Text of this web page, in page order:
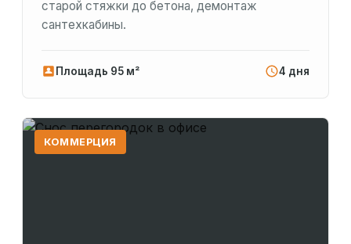
старой стяжки до бетона, демонтаж
сантехкабины.
Площадь 95 м² 4 дня
КОММЕРЦИЯ